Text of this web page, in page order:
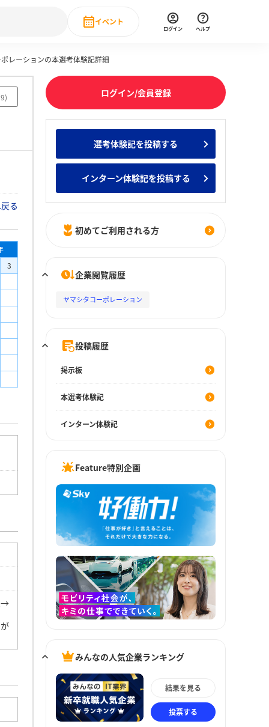
新卒就職人気企業ランキング みんなのインターン人気企業ランキ
・DX現場社員インタビュー
イベント
直近のイベント一覧
ログイン ヘルプ
レーションの本選考体験記詳細
)
る
3
→
ログイン/会員登録
選考体験記を投稿する
インターン体験記を投稿する
初めてご利用される方
企業閲覧履歴
ヤマシタコーポレーション
投稿履歴
掲示板
本選考体験記
インターン体験記
Feature特別企画
みんなの人気企業ランキング
結果を見る
投票する